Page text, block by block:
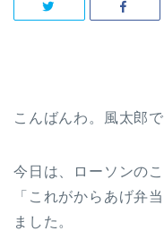
こんばんわ。風太郎で
今日は、ローソンの
「これがからあげ弁
ました。